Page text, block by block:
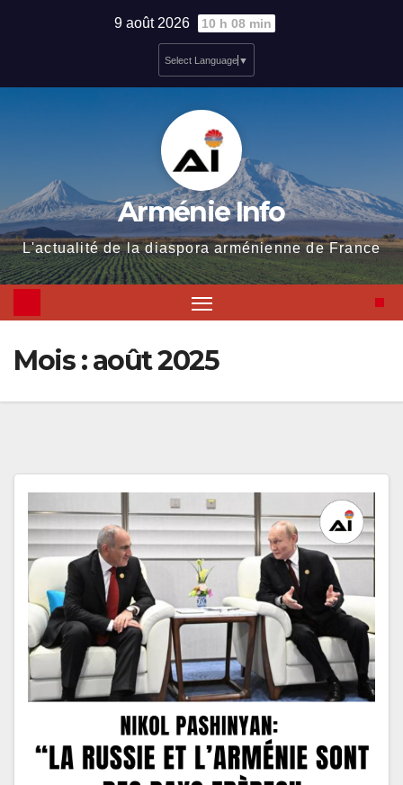
9 août 2026 10 h 08 min
Select Language ▼
Arménie Info
L'actualité de la diaspora arménienne de France
Mois :août 2025